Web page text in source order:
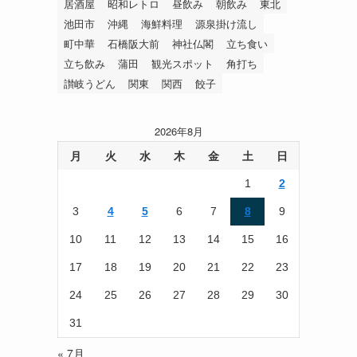
居酒屋
昭和レトロ 昼飲み 朝飲み
東北
池田市
沖縄 海鮮料理
源泉掛け流し
町中華
石橋阪大前 神社仏閣
立ち食い
立ち飲み
蒲田 観光スポット
角打ち
讃岐うどん
関東 関西 餃子
2026年8月
月 火 水 木 金 土 日
1 2
3 4 5 6 7 8 9
10 11 12 13 14 15 16
17 18 19 20 21 22 23
24 25 26 27 28 29 30
31
« 7月